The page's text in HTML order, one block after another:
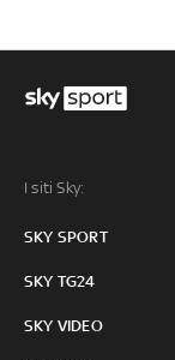
I siti Sky:
SKY SPORT
SKY TG24
SKY VIDEO